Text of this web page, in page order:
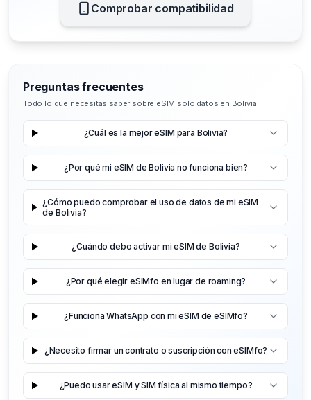
Comprobar compatibilidad
Preguntas frecuentes
Todo lo que necesitas saber sobre eSIM solo datos en Bolivia
¿Cuál es la mejor eSIM para Bolivia?
¿Por qué mi eSIM de Bolivia no funciona bien?
¿Cómo puedo comprobar el uso de datos de mi eSIM
de Bolivia?
¿Cuándo debo activar mi eSIM de Bolivia?
¿Por qué elegir eSIMfo en lugar de roaming?
¿Funciona WhatsApp con mi eSIM de eSIMfo?
¿Necesito firmar un contrato o suscripción con eSIMfo?
¿Puedo usar eSIM y SIM física al mismo tiempo?